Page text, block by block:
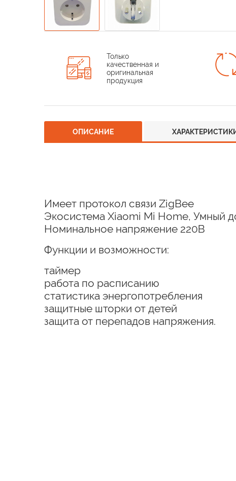
Только
качественная и
оригинальная
продукция
ОПИСАНИЕ
Имеет протокол связи ZigBee
Экосистема Xiaomi Mi Home, Умный
Номинальное напряжение 220В
Функции и возможности:
таймер
работа по расписанию
статистика энергопотребления
защитные шторки от детей
защита от перепадов напряжения.